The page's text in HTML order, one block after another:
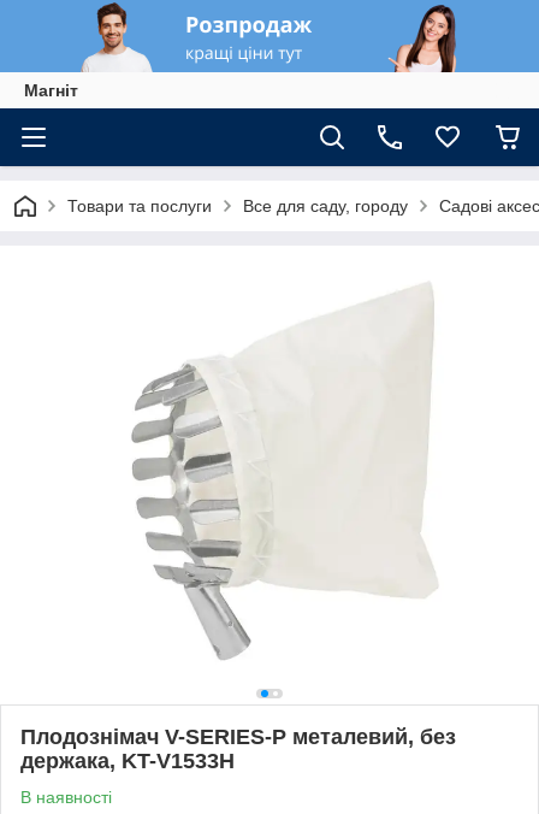
Магніт
Товари та послуги Все для саду, городу Садові
Плодознімач V-SERIES-P металевий, без
держака, KT-V1533H
В наявності